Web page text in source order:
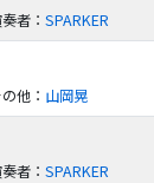
者 ：SPARKER
他 ： 山岡晃
者 ：SPARKER